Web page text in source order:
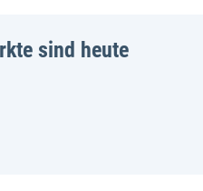
sind heute